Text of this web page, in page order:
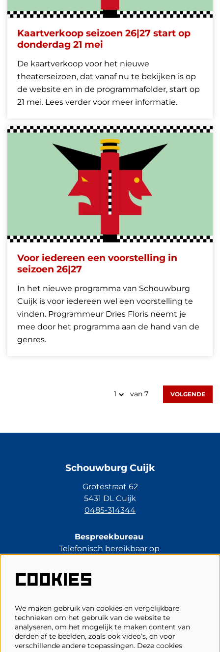
Kaartverkoop seizoen 26|27 start op
donderdag 21 mei
De kaartverkoop voor het nieuwe
theaterseizoen, dat vanaf nu te bekijken is op
de website en in de programmafolder, start op
21 mei. Lees verder voor meer informatie.
Voor iedereen een voorstelling in
seizoen 26|27
In het nieuwe programma van Schouwburg
Cuijk is voor iedereen wel een voorstelling te
vinden. Programmeur Dries Floris neemt je
mee door het programma aan de hand van de
genres.
van 7 VOLGENDE
Schouwburg Cuijk
Grotestraat 62
5431 DL Cuijk
0485-314344
Bespreekbureau
Telefonisch bereikbaar op
0485-314344
kassa@schouwburgcuijk.nl
Veelgestelde vragen
Zaalplattegronden
Privacy, cookies & voorwaarden
COOKIES
We maken gebruik van cookies en vergelijkbare
technieken om het gebruik van de website te
analyseren, om het mogelijk te maken content van
derden af te beelden, zoals ook video’s, en voor
verschillende andere toepassingen. Deze cookies